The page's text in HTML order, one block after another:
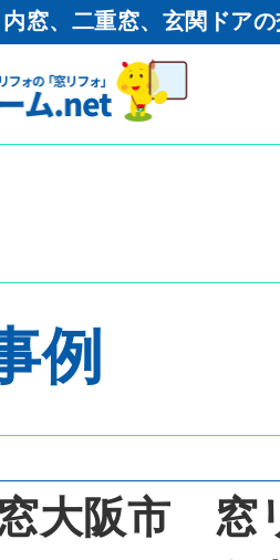
窓、二重窓、玄関ドア
窓
ム
.net>二重窓（
の窓リフォー
例
大阪市 窓